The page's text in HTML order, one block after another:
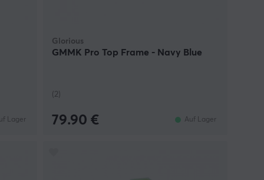
Lager
Glorious
GMMK Pro Top Frame - Navy Blue
(2)
79.90 € Auf Lager